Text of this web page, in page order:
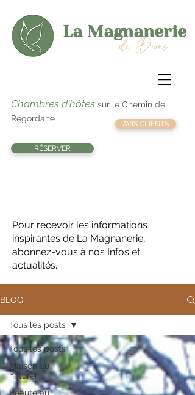
de Dions
Chambres d'hôtes sur le Chemin de
Régordane
AVIS CLIENTS
La Magnanerie
RÉSERVER
Pour recevoir les informations
inspirantes de La Magnanerie,
abonnez-vous à nos Infos et
actualités.
BLOG
Tous les posts
Maison au
naturel
Beauté au
Tous les posts